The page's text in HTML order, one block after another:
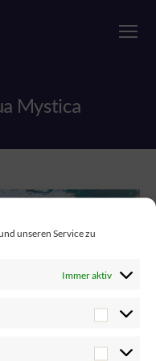
unseren Service zu
Immer aktiv
Mystica